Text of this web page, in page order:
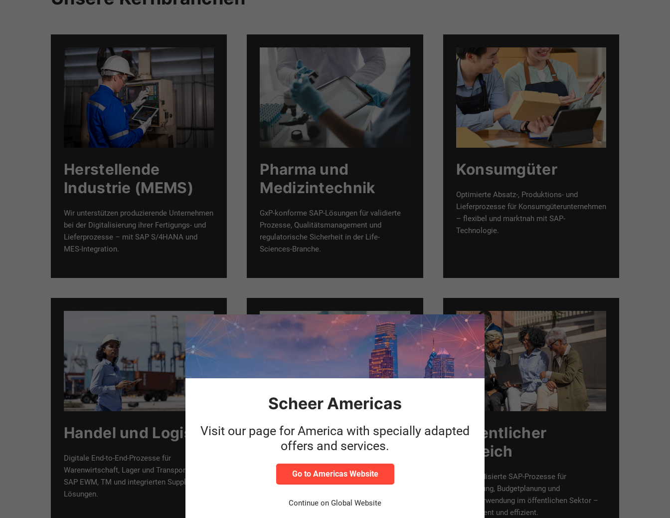
Herstellende
Industrie (MEMS)
Wir unterstützen produzierende Unternehmen
bei der Digitalisierung ihrer Fertigungs- und
Lieferprozesse – mit SAP S/4HANA und
MES-Integration.
Pharma und
Medizintechnik
GxP-konforme SAP-Lösungen für validierte
Prozesse, Qualitätsmanagement und
regulatorische Sicherheit in der Life-
Sciences-Branche.
Konsumgüter
Optimierte Absatz-, Produktions- und
Lieferprozesse für Konsumgüterunternehmen
– flexibel und marktnah mit SAP-
Technologie.
Handel und Logistik
Digitale End-to-End-Prozesse für
Warenwirtschaft, Lager und Transport – mit
SAP EWM, TM und integrierten Supply-Chain-
Lösungen.
Finanzindustrie und
Telekommunikation
Skalierbare SAP-Lösungen für
Plattformen – zugeschnitten auf dynamische
Öffentlicher
Bereich
Standardisierte SAP-Prozesse für
Verwaltung, Budgetplanung und
Mittelverwendung im öffentlichen Sektor –
transparent und effizient.
Scheer Americas
Visit our page for America with specially adapted
offers and services.
Go to Americas Website
Continue on Global Website